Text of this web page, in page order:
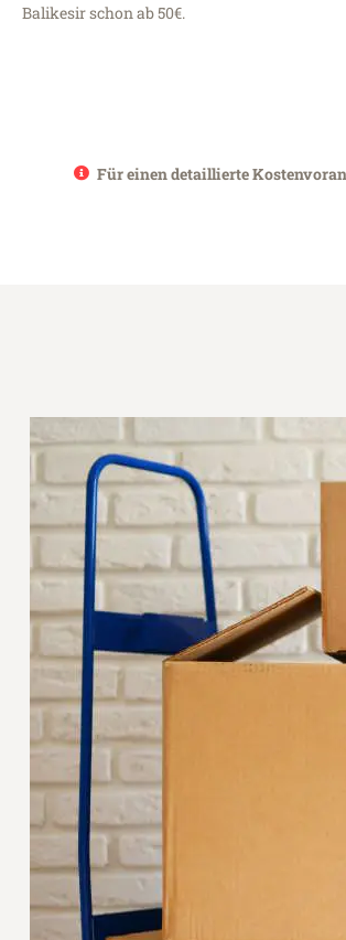
Balikesir schon ab 50€.
Für einen detaillierte